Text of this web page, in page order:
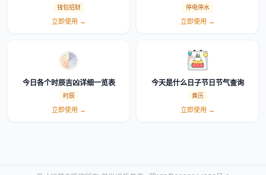
钱包招财
立即使用 →
停电停水
立即使用 →
今日各个时辰吉凶详细一览表
时辰
立即使用 →
今天是什么日子节日节气查询
黄历
立即使用 →